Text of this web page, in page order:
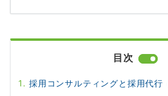
目次
採用コンサルティングと採用代行